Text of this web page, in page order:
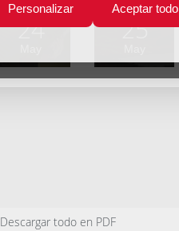
Personalizar Aceptar todo
Lun
24
Mar
25
Descargar todo en PDF